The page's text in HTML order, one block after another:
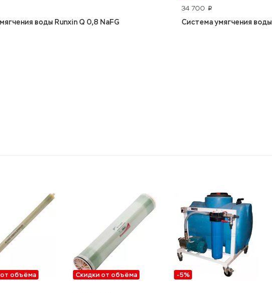
воды Runxin Q 0,8 NaFG
34 700 p
Система умягчения
объёма Скидки от объёма -5%